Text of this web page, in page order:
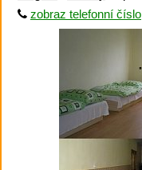
zobraz telefonní číslo